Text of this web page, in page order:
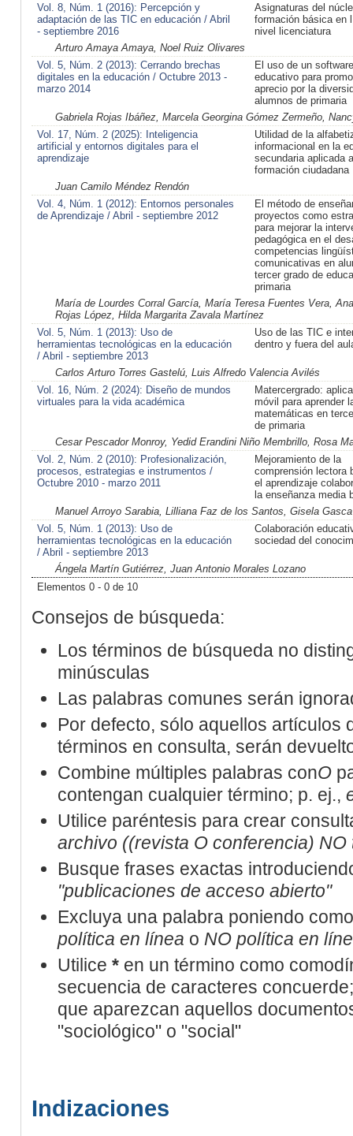
Vol. 8, Núm. 1 (2016): Percepción y
adaptación de las TIC en educación / Abril
- septiembre 2016
Asignaturas del
formación básica en
nivel licenciatura
Arturo Amaya Amaya, Noel Ruiz Olivares
Vol. 5, Núm. 2 (2013): Cerrando brechas
digitales en la educación / Octubre 2013 -
marzo 2014
El uso de un software
educativo para
aprecio por la
alumnos de primaria
Gabriela Rojas Ibáñez, Marcela Georgina Gómez Zermeño,
Vol. 17, Núm. 2 (2025): Inteligencia
artificial y entornos digitales para el
aprendizaje
Utilidad de la
informacional en la
secundaria aplicada
formación ciudadana
Juan Camilo Méndez Rendón
Vol. 4, Núm. 1 (2012): Entornos personales
de Aprendizaje / Abril - septiembre 2012
El método de
proyectos como
para mejorar la
pedagógica en el
competencias
comunicativas en
tercer grado de
primaria
María de Lourdes Corral García, María Teresa Fuentes Vera,
Rojas López, Hilda Margarita Zavala Martínez
Vol. 5, Núm. 1 (2013): Uso de
herramientas tecnológicas en la educación
/ Abril - septiembre 2013
Uso de las TIC e
dentro y fuera del
Carlos Arturo Torres Gastelú, Luis Alfredo Valencia Avilés
Vol. 16, Núm. 2 (2024): Diseño de mundos
virtuales para la vida académica
Matercergrado:
móvil para aprender
matemáticas en
de primaria
Cesar Pescador Monroy, Yedid Erandini Niño Membrillo, Rosa
Vol. 2, Núm. 2 (2010): Profesionalización,
procesos, estrategias e instrumentos /
Octubre 2010 - marzo 2011
Mejoramiento de la
comprensión lectora
el aprendizaje
la enseñanza media
Manuel Arroyo Sarabia, Lilliana Faz de los Santos, Gisela
Vol. 5, Núm. 1 (2013): Uso de
herramientas tecnológicas en la educación
/ Abril - septiembre 2013
Colaboración
sociedad del
Ángela Martín Gutiérrez, Juan Antonio Morales Lozano
Elementos 0 - 0 de 10
Consejos de búsqueda:
Los términos de búsqueda no
minúsculas
Las palabras comunes serán
Por defecto, sólo aquellos artículos
términos en consulta, serán
Combine múltiples palabras conO
contengan cualquier término; p. ej.,
Utilice paréntesis para crear
archivo ((revista O conferencia) NO
Busque frases exactas
"publicaciones de acceso abierto"
Excluya una palabra poniendo
política en línea o NO política en
Utilice *en un término como
secuencia de caracteres
que aparezcan aquellos
"sociológico" o "social"
Indizaciones